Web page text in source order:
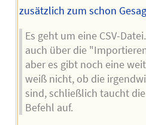
zusätzlich zum schon
Es geht um eine CSV-
auch über die
aber es gibt noch eine
weiß nicht, ob die
sind, schließlich taucht
Befehl auf.